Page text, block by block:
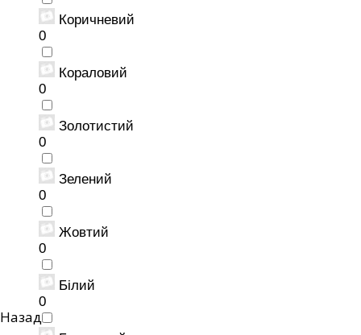
Назад
Коричневий
0
Кораловий
0
Золотистий
0
Зелений
0
Жовтий
0
Білий
0